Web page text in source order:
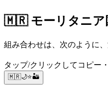
🇲🇷 モーリタニア
組み合わせは、次のように
タップ/クリックしてコピー
🇲🇷🌙⭐🏜️